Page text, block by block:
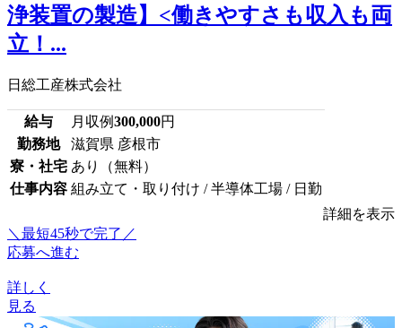
浄装置の製造】<働きやすさも収入も両
立！...
日総工産株式会社
給与 月収例300,000円
勤務地
滋賀県 彦根市
寮・社宅 あり（無料）
仕事内容 組み立て・取り付け / 半導体工場 / 日勤
詳細を表示
＼最短45秒で完了／
応募へ進む
詳しく
見る